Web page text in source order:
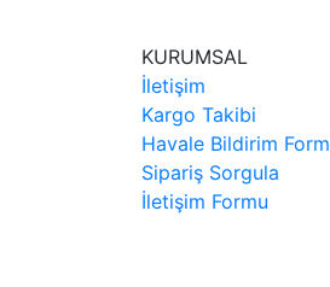
KURUMSAL
İletişim
Kargo Takibi
Havale Bildirim
Sipariş Sorgula
İletişim Formu